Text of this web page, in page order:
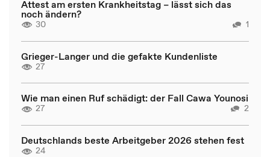
Attest am ersten Krankheitstag – lässt sich das
noch ändern?
30 1
Grieger-Langer und die gefakte Kundenliste
27
Wie man einen Ruf schädigt: der Fall Cawa Younosi
27 2
Deutschlands beste Arbeitgeber 2026 stehen fest
24